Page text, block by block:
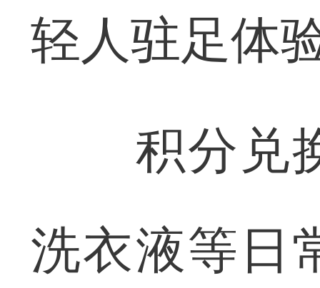
轻人驻足体
积分兑换
洗衣液等日